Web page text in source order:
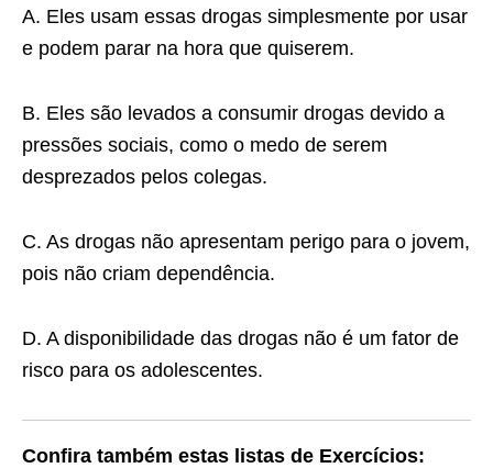
A. Eles usam essas drogas simplesmente por usar
e podem parar na hora que quiserem.
B. Eles são levados a consumir drogas devido a
pressões sociais, como o medo de serem
desprezados pelos colegas.
C. As drogas não apresentam perigo para o jovem,
pois não criam dependência.
D. A disponibilidade das drogas não é um fator de
risco para os adolescentes.
Confira também estas listas de Exercícios: